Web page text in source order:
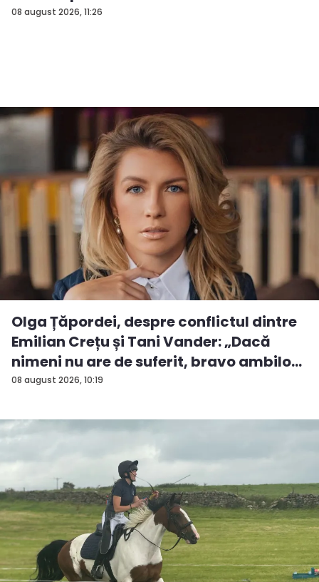
08 august 2026, 11:26
08 august 2026, 10:19
Olga Țăpordei, despre conflictul dintre
Emilian Crețu și Tani Vander: „Dacă
nimeni nu are de suferit, bravo ambilo...